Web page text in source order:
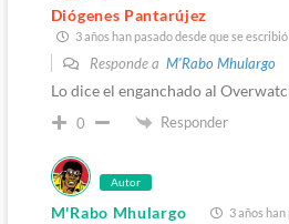
Diógenes Pantarújez
3 años han pasado desde que se
Responde a M'Rabo Mhulargo
Lo dice el enganchado al
0 Responder
Autor
M'Rabo Mhulargo 3 años